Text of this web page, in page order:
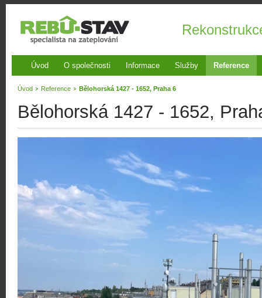
Úvod O společnosti Informace Služby Reference
Úvod Reference Bělohorská 1427 - 1652, Praha 6
Bělohorská 1427 - 1652,